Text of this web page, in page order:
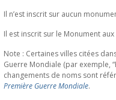
Il n’est inscrit sur aucun
Il est inscrit sur le Monument
Note : Certaines villes citées
Guerre Mondiale (par exemple,
changements de noms sont
Première Guerre Mondiale.